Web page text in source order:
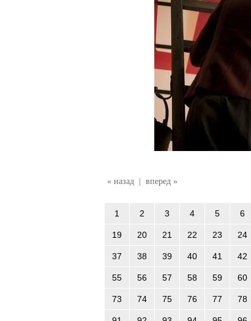
« назад | вперед »
1 2 3 4 5 6
19 20 21 22 23 24
37 38 39 40 41 42
55 56 57 58 59 60
73 74 75 76 77 78